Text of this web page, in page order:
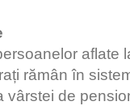
aflate
rămân în
vârstei de